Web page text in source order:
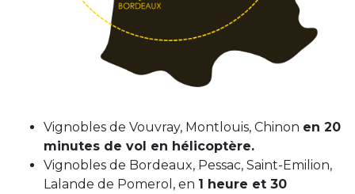
Vignobles de Vouvray, Montlouis, Chinon en 20
minutes de vol en hélicoptère.
Vignobles de Bordeaux, Pessac, Saint-Emilion,
Lalande de Pomerol, en 1 heure et 30